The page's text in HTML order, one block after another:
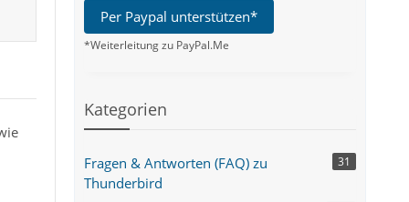
Per Paypal unterstützen*
*Weiterleitung zu PayPal.Me
Kategorien
Fragen & Antworten (FAQ) zu
Thunderbird
31